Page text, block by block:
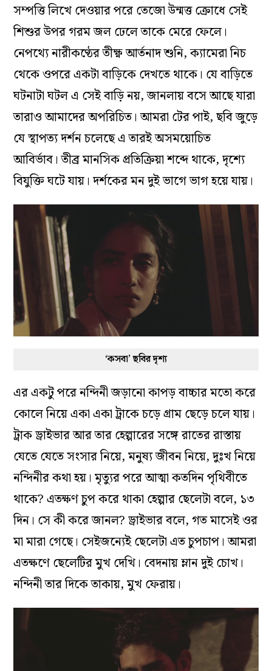
সম্পত্তি লিখে দেওয়ার পরে তেজো উন্মত্ত ক্রোধে সেই
শিশুর উপর গরম জল ঢেলে তাকে মেরে ফেলে।
নেপথ্যে নারীকণ্ঠের তীক্ষ্ণ আর্তনাদ শুনি, ক্যামেরা নিচ
থেকে ওপরে একটা বাড়িকে দেখতে থাকে। যে বাড়িতে
ঘটনাটা ঘটল এ সেই বাড়ি নয়, জানলায় বসে আছে যারা
তারাও আমাদের অপরিচিত। আমরা টের পাই, ছবি জুড়ে
যে স্থাপত্য দর্শন চলেছে এ তারই অসময়োচিত
আবির্ভাব। তীব্র মানসিক প্রতিক্রিয়া শব্দে থাকে, দৃশ্যে
বিযুক্তি ঘটে যায়। দর্শকের মন দুই ভাগে ভাগ হয়ে যায়।
‘কসবা’ ছবির দৃশ্য
এর একটু পরে নন্দিনী জড়ানো কাপড় বাচ্চার মতো করে
কোলে নিয়ে একা একা ট্রাকে চড়ে গ্রাম ছেড়ে চলে যায়।
ট্রাক ড্রাইভার আর তার হেল্পারের সঙ্গে রাতের রাস্তায়
যেতে যেতে সংসার নিয়ে, মনুষ্য জীবন নিয়ে, দুঃখ নিয়ে
নন্দিনীর কথা হয়। মৃত্যুর পরে আত্মা কতদিন পৃথিবীতে
থাকে? এতক্ষণ চুপ করে থাকা হেল্পার ছেলেটা বলে, ১৩
দিন। সে কী করে জানল? ড্রাইভার বলে, গত মাসেই ওর
মা মারা গেছে। সেইজন্যেই ছেলেটা এত চুপচাপ। আমরা
এতক্ষণে ছেলেটির মুখ দেখি। বেদনায় ম্লান দুই চোখ।
নন্দিনী তার দিকে তাকায়, মুখ ফেরায়।